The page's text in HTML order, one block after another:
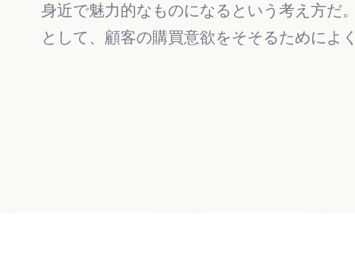
身近で魅力的なものになるという考え方だ
として、顧客の購買意欲をそそるためによ